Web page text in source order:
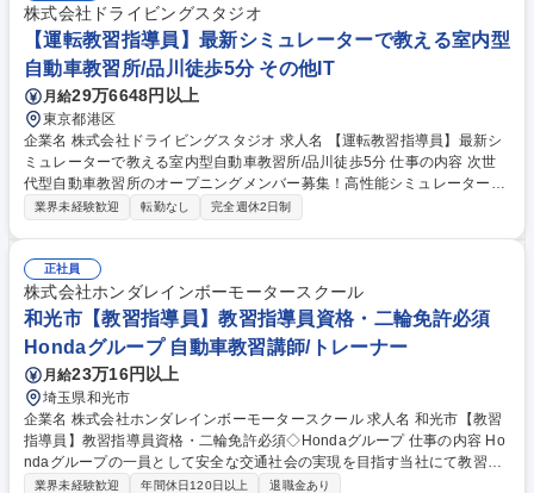
許試験の点数設計などをソフトに盛り込む等、運転技能を図る為のソフト
ウェアの仕様を検討いただく業務です。 ■開発が完了･店舗開店後は教習
を受けに来られた方への対応や説明、教習指導を行います。 募集職種
【自動車教習所試験官/幹部候補】室内教習所事業！完全週休二日制◎
株式会社ドライビングスタジオ
【運転教習指導員】最新シミュレーターで教える室内型
自動車教習所/品川徒歩5分 その他IT
月給29万6648円以上
東京都港区
企業名 株式会社ドライビングスタジオ 求人名 【運転教習指導員】最新シ
ミュレーターで教える室内型自動車教習所/品川徒歩5分 仕事の内容 次世
代型自動車教習所のオープニングメンバー募集！高性能シミュレーターと
実車を活用し、「安く・近く・短期間」での免許取得をサポートする新し
習業務（出張教習あり）※シミュレーターには自動プログラムが搭載され
ており、基礎指導後は基本的に直接指導は不要です。 【教習内容】■ 基礎
練習：マンツーマン指導（シミュレーター／3時間） ■ 自主練習：試験コ
ース課題への挑戦（シミュレーター／17時間） ■ 実車練習：品川エリア周
辺での運転練習（10時間） 募集職種 【運転教習指導員】最新シミュレー
ターで教える室内型自動車教習所/品川徒歩5分
業界未経験歓迎 転勤なし 完全週休2日制
正社員
株式会社ホンダレインボーモータースクール
和光市【教習指導員】教習指導員資格・二輪免許必須
Hondaグループ 自動車教習講師/トレーナー
月給23万16円以上
埼玉県和光市
企業名 株式会社ホンダレインボーモータースクール 求人名 和光市【教習
指導員】教習指導員資格・二輪免許必須◇Hondaグループ 仕事の内容 Ho
ndaグループの一員として安全な交通社会の実現を目指す当社にて教習指
導員を募集します。お持ちの資格を活かし教習生の運転技能向上と安全マ
業界未経験歓迎 年間休日120日以上 退職金あり